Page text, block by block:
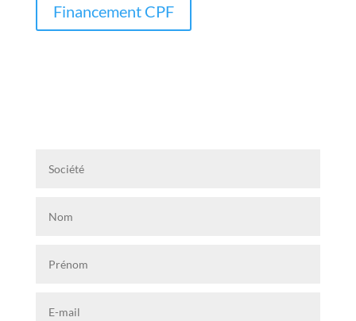
Financement CPF